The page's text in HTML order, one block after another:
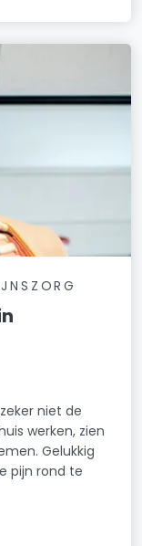
niet de
werken, zien
Gelukkig
pijn rond te